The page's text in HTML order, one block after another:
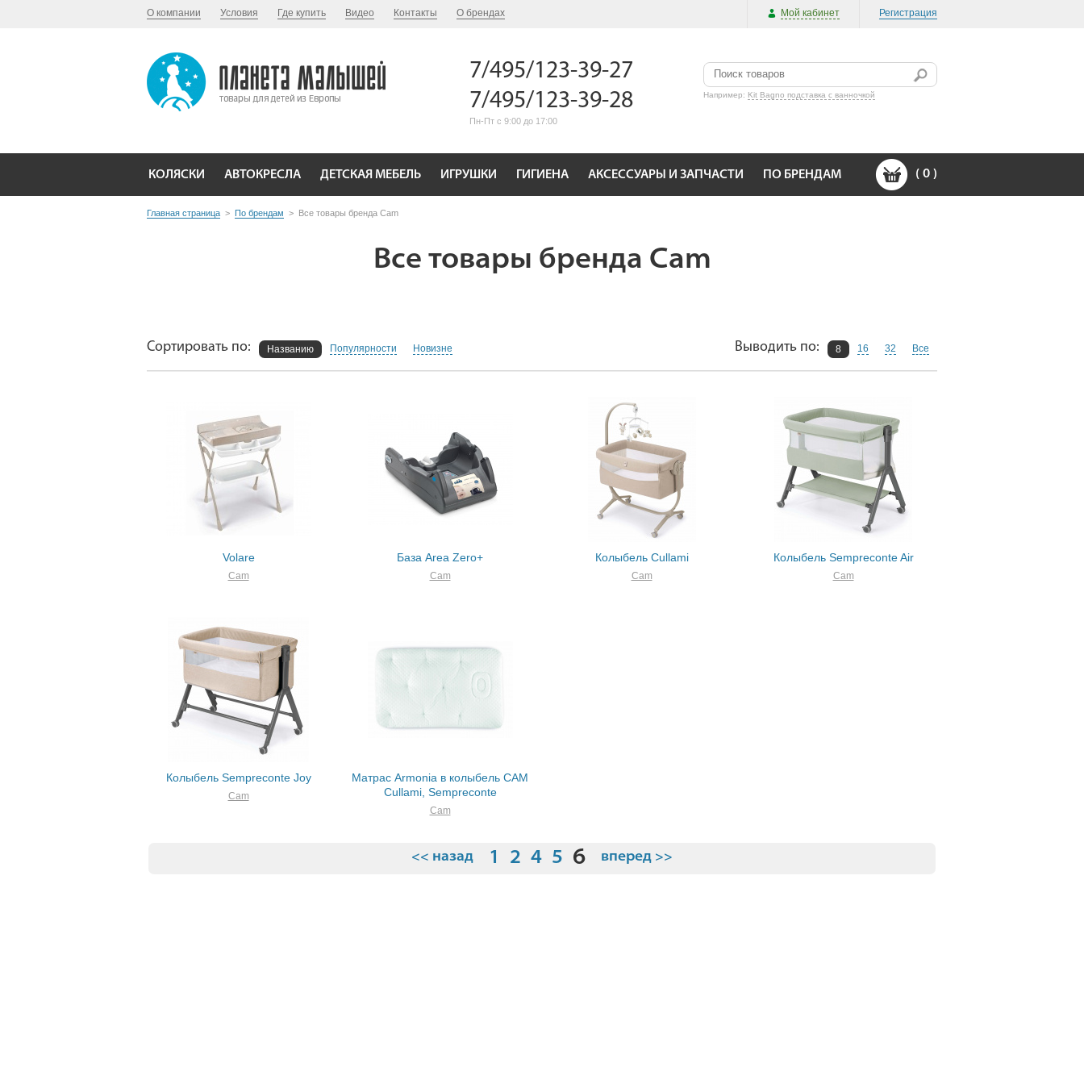
О компании Условия Где купить Видео Контакты О брендах Мой кабинет Регистрация
7/495/123-39-27
7/495/123-39-28
Пн-Пт с 9:00 до 17:00
Например: Kit Bagno подставка c ванночкой
КОЛЯСКИ АВТОКРЕСЛА ДЕТСКАЯ МЕБЕЛЬ ИГРУШКИ ГИГИЕНА АКСЕССУАРЫ И ЗАПЧАСТИ ПО БРЕНДАМ ( 0 )
Главная страница > По брендам > Все товары бренда Cam
Все товары бренда Cam
Сортировать по: Названию Популярности Новизне Выводить по: 8 16 32 Все
Volare
Cam
База Area Zero+
Cam
Колыбель Cullami
Cam
Колыбель Sempreconte Air
Cam
Колыбель Sempreconte Joy
Cam
Матрас Armonia в колыбель CAM
Cullami, Sempreconte
Cam
<< назад 1 2 4 5 6 вперед >>